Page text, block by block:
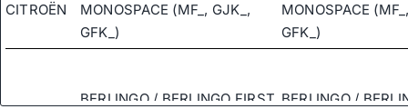
CITROËN
MONOSPACE (MF_, GJK_,
GFK_)
MONOSPACE
GFK_)
BERLINGO / BERLINGO FIRST BERLINGO /